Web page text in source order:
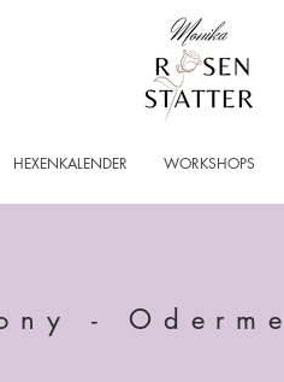
HEXENKALENDER WORKSHOPS
-